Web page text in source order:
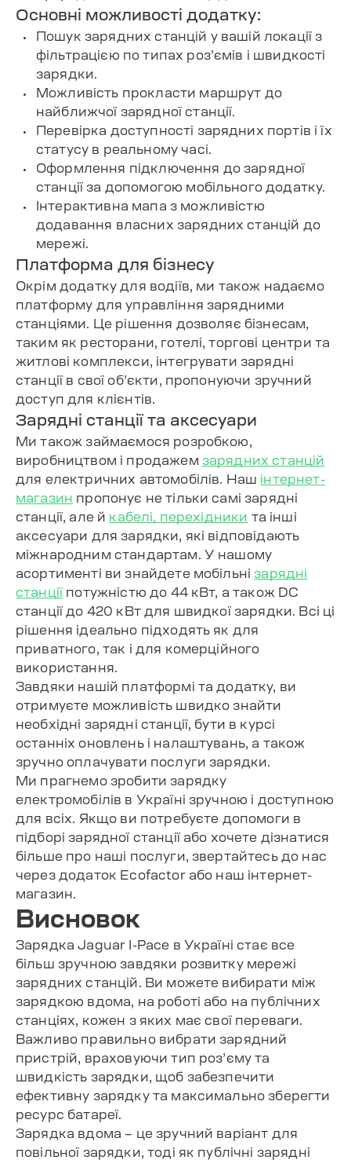
Основні можливості додатку:
Пошук зарядних станцій у вашій локації з
фільтрацією по типах роз’ємів і швидкості
зарядки.
Можливість прокласти маршрут до
найближчої зарядної станції.
Перевірка доступності зарядних портів і їх
статусу в реальному часі.
Оформлення підключення до зарядної
станції за допомогою мобільного додатку.
Інтерактивна мапа з можливістю
додавання власних зарядних станцій до
мережі.
Платформа для бізнесу
Окрім додатку для водіїв, ми також надаємо
платформу для управління зарядними
станціями. Це рішення дозволяє бізнесам,
таким як ресторани, готелі, торгові центри та
житлові комплекси, інтегрувати зарядні
станції в свої об’єкти, пропонуючи зручний
доступ для клієнтів.
Зарядні станції та аксесуари
Ми також займаємося розробкою,
виробництвом і продажем зарядних станцій
для електричних автомобілів. Наш інтернет-
магазин пропонує не тільки самі зарядні
станції, але й кабелі, перехідники та інші
аксесуари для зарядки, які відповідають
міжнародним стандартам. У нашому
асортименті ви знайдете мобільні зарядні
станції потужністю до 44 кВт, а також DC
станції до 420 кВт для швидкої зарядки. Всі ці
рішення ідеально підходять як для
приватного, так і для комерційного
використання.
Завдяки нашій платформі та додатку, ви
отримуєте можливість швидко знайти
необхідні зарядні станції, бути в курсі
останніх оновлень і налаштувань, а також
зручно оплачувати послуги зарядки.
Ми прагнемо зробити зарядку
електромобілів в Україні зручною і доступною
для всіх. Якщо ви потребуєте допомоги в
підборі зарядної станції або хочете дізнатися
більше про наші послуги, звертайтесь до нас
через додаток Ecofactor або наш інтернет-
магазин.
Висновок
Зарядка Jaguar I-Pace в Україні стає все
більш зручною завдяки розвитку мережі
зарядних станцій. Ви можете вибирати між
зарядкою вдома, на роботі або на публічних
станціях, кожен з яких має свої переваги.
Важливо правильно вибрати зарядний
пристрій, враховуючи тип роз’єму та
швидкість зарядки, щоб забезпечити
ефективну зарядку та максимально зберегти
ресурс батареї.
Зарядка вдома – це зручний варіант для
повільної зарядки, тоді як публічні зарядні